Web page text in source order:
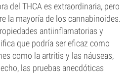
del THCA es extraordinaria, pero
la mayoría de los cannabinoides.
antiinflamatorias y
que podría ser eficaz como
como la artritis y las náuseas,
las pruebas anecdóticas